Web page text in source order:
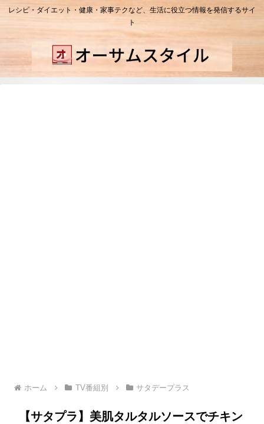
レシピ・ダイエット・健康・家事テクなど、生活に役立つ情報を発信するサイ
ト
ホーム TV番組別 サタデープラス
【サタプラ】美肌タルタルソースでチキン